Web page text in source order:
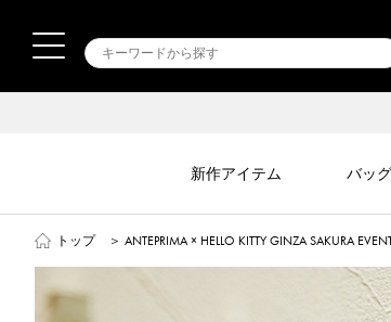
新作アイテム バッグ
トップ ＞ ANTEPRIMA × HELLO KITTY GINZA SAKURA